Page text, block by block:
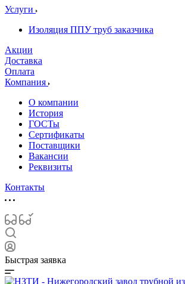
Услуги
Изоляция ППУ труб заказчика
Акции
Доставка
Оплата
Компания
О компании
История
ГОСТы
Сертификаты
Поставщики
Вакансии
Реквизиты
Контакты
Быстрая заявка